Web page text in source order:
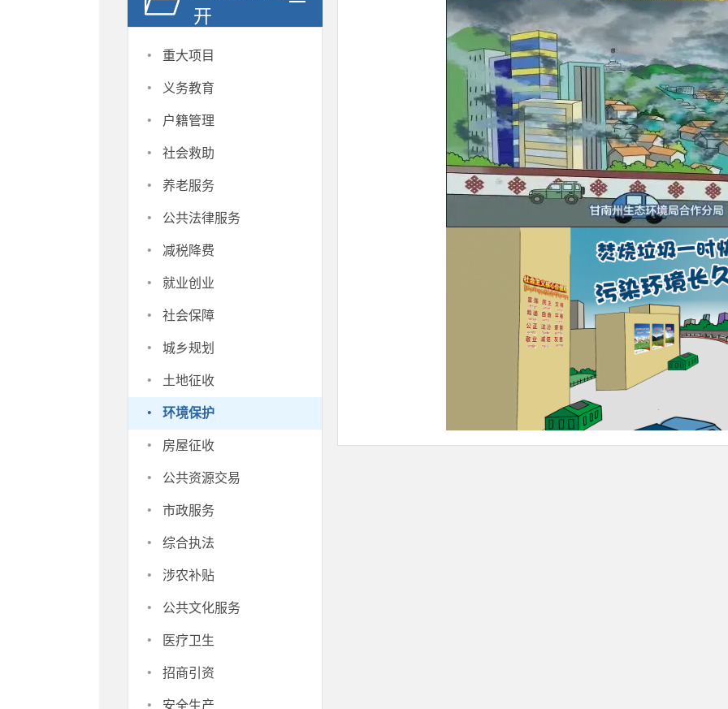
开
· 重大项目
· 义务教育
· 户籍管理
· 社会救助
· 养老服务
· 公共法律服务
· 减税降费
· 就业创业
· 社会保障
· 城乡规划
· 土地征收
· 环境保护
· 房屋征收
· 公共资源交易
· 市政服务
· 综合执法
· 涉农补贴
· 公共文化服务
· 医疗卫生
· 招商引资
安全生产